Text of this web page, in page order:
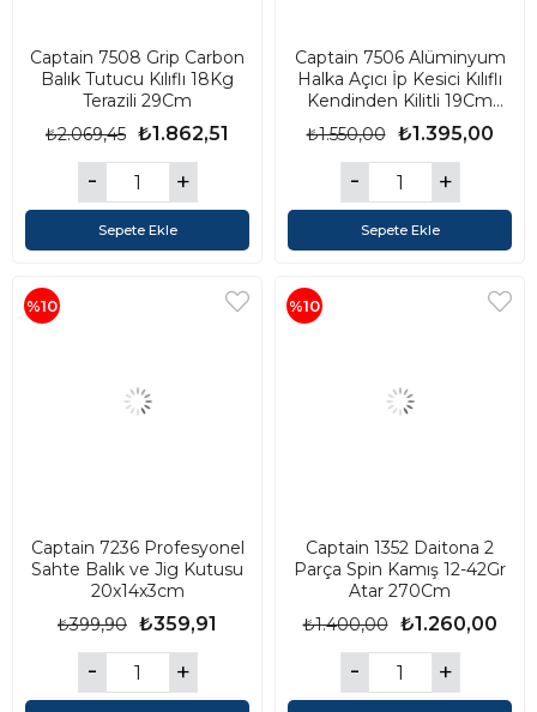
Captain 7508 Grip Carbon
Balık Tutucu Kılıflı 18Kg
Terazili 29Cm
₺1.862,51
₺2.069,45
Sepete Ekle
Captain 7506 Alüminyum
Halka Açıcı İp Kesici Kılıflı
Kendinden Kilitli 19Cm
Pense₺1.395,00
₺1.550,00
Sepete Ekle
Captain 7236 Profesyonel
Sahte Balık ve Jig Kutusu
20x14x3cm
₺359,91
₺399,90
%10
Captain 1352 Daitona 2
Parça Spin Kamış 12-42Gr
Atar 270Cm
₺1.260,00
₺1.400,00
%10